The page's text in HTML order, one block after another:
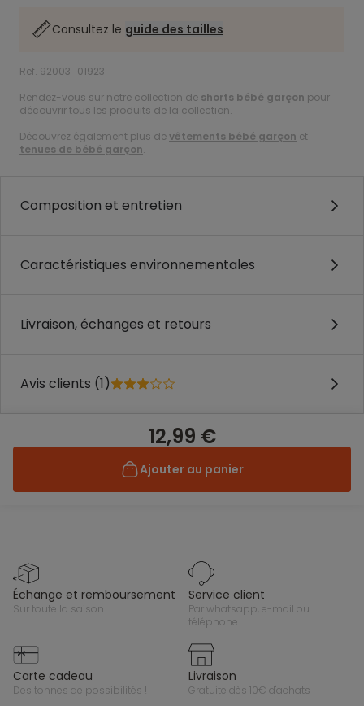
Consultez le guide des tailles
Ref. 92003_01923
Rendez-vous sur notre collection de shorts bébé garçon pour
découvrir tous les produits de la collection.
Découvrez également plus devêtements bébé garçon et
tenues de bébé garçon.
Composition et entretien
Caractéristiques environnementales
Livraison, échanges et retours
Avis clients (1)
12,99 €
Ajouter au panier
échange et remboursement
sur toute la saison
service client
par whatsapp, e-mail ou
téléphone
carte cadeau
des tonnes de possibilités !
livraison
gratuite dès 10€ d'achats